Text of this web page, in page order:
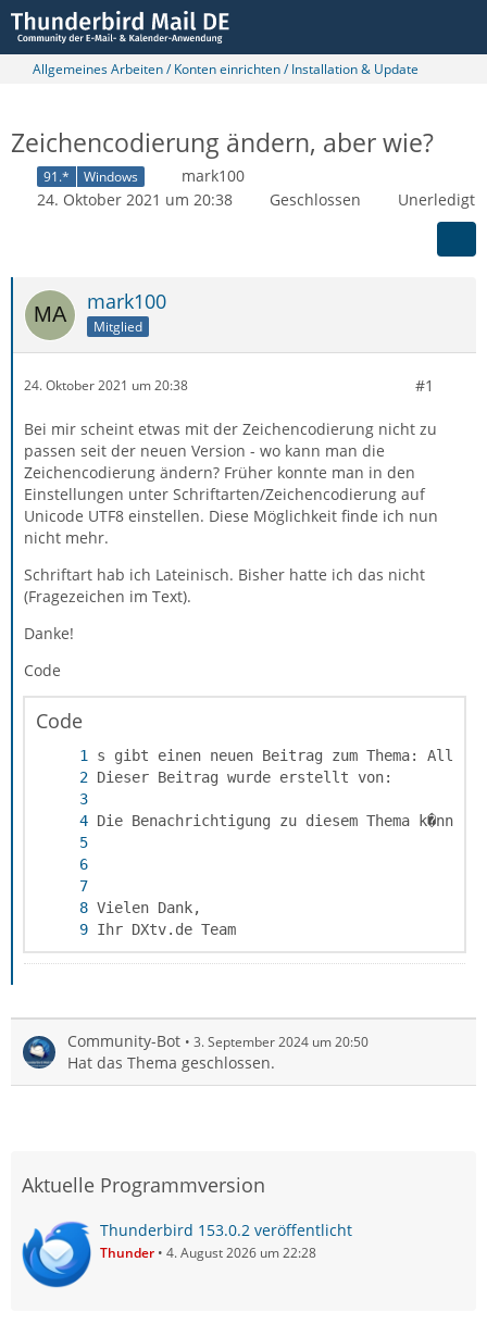
Allgemeines Arbeiten / Konten einrichten / Installation & Update
Zeichencodierung ändern, aber wie?
91.* Windows
mark100
24. Oktober 2021 um 20:38
Geschlossen Unerledigt
mark100
Mitglied
24. Oktober 2021 um 20:38 #1
Bei mir scheint etwas mit der Zeichencodierung nicht zu
passen seit der neuen Version - wo kann man die
Zeichencodierung ändern? Früher konnte man in den
Einstellungen unter Schriftarten/Zeichencodierung auf
Unicode UTF8 einstellen. Diese Möglichkeit finde ich nun
nicht mehr.
Schriftart hab ich Lateinisch. Bisher hatte ich das nicht
(Fragezeichen im Text).
Danke!
Code
Code
Ihr DXtv.de Team
Community-Bot 3. September 2024 um 20:50
Hat das Thema geschlossen.
Aktuelle Programmversion
Thunderbird 153.0.2 veröffentlicht
Thunder 4. August 2026 um 22:28